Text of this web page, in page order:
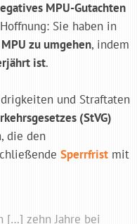
MPU-Gutachten
Sie haben in
MPU zu umgehen, indem
ist.
und Straftaten
(StVG)
die den
Sperrfrist mit
[…] zehn Jahre bei